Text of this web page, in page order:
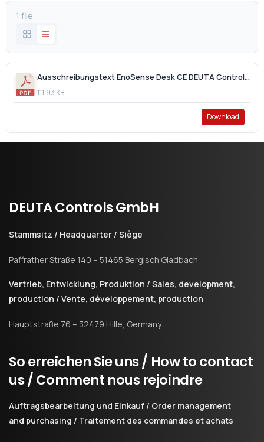
1 file
Ausschreibungstext EnoSense Desk CE DEUTA Controls 12588.pdf
111.93 KB
Download
DEUTAControlsGmbH
Stammsitz / Headquarter / Siège
Paffrather Straße 140 – 51465 Bergisch Gladbach
Vertrieb, Entwicklung, Produktion / Sales, development,
production / Vente, développement, production
Hauptstraße 76 – 32479 Hille, Germany
SoerreichenSieuns/ Howtocontact
us/Comment nous rejoindre
Auftragsbearbeitung und Einkauf / Order management
and purchasing / Traitement des commandes et achats